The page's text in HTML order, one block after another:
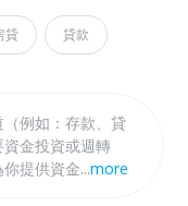
貸 貸款
例如：存款、貸
金投資或週轉
提供資金，就是
...more